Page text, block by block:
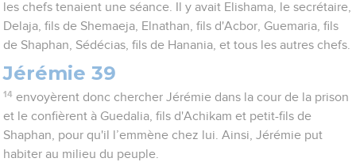
les chefs tenaient une séance. Il y avait Elishama, le secrétaire,
Delaja, fils de Shemaeja, Elnathan, fils d'Acbor, Guemaria, fils
de Shaphan, Sédécias, fils de Hanania, et tous les autres chefs.
Jérémie 39
14 envoyèrent donc chercher Jérémie dans la cour de la prison
et le confièrent à Guedalia, fils d'Achikam et petit-fils de
Shaphan, pour qu'il l’emmène chez lui. Ainsi, Jérémie put
habiter au milieu du peuple.